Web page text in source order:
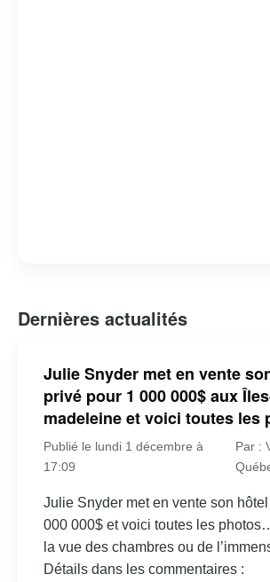
Dernières actualités
Julie Snyder met en vente
privé pour 1 000 000$ aux
madeleine et voici toutes les
Publié le lundi 1 décembre à
17:09
Par :
Julie Snyder met en vente son
000 000$ et voici toutes les
la vue des chambres ou de
Détails dans les commentaires :